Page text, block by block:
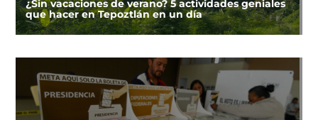
¿Sin vacaciones de verano? 5 actividades geniales
que hacer en Tepoztlán en un día